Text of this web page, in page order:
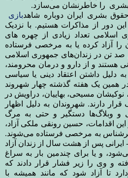
را خاطرنشان می‌سازد.
حقوق بشری ایران دوباره شاهدبازی‌
دور از مذاکرات هستیم. با نزدیک
اسلامی تعداد زیادی از چهره های
آزاد کرده یا به مرخصی فرستاده
تن در زندان‌های جمهوری اسلامی
هستند و از دارو و درمان محرومند،
دلیل داشتن اعتقاد دینی یا سیاسی
همین یک هفته گذشته چهار شهروند
مسیحی، بهاییان، دراویش در
دارند. شهروندان به دلیل اظهار
و وبلاگ‌ها دستگیر و حتی به مرگ
اقدامات، حسین رونقی ملکی آزاد،
سرشناس به مرخصی فرستاده می‌شوند.
پس از هشت سال از زندان آزاد
و یا برای چندمین بار به سراغ
و وی را زیر فشار قرار دادند که
تا آزاد شود که مانند همیشه با